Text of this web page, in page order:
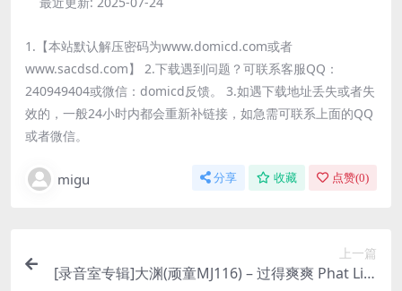
1.【本站默认解压密码为www.domicd.com或者
www.sacdsd.com】 2.下载遇到问题？可联系客服QQ：
240949404或微信：domicd反馈。 3.如遇下载地址丢失或者失
效的，一般24小时内都会重新补链接，如急需可联系上面的QQ
或者微信。
migu 分享 收藏 点赞(0)
上一篇
[录音室专辑]大渊(顽童MJ116) – 过得爽爽 Phat Life